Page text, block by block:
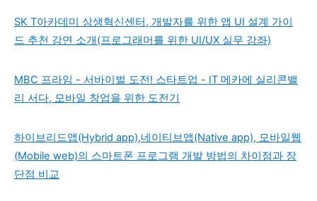
SK T아카데미 상생혁신센터, 개발자를 위한 앱 UI 설계 가이
드 추천 강연 소개(프로그래머를 위한 UI/UX 실무 강좌)
MBC 프라임 - 서바이벌 도전! 스타트업 - IT 메카에 실리콘밸
리 서다, 모바일 창업을 위한 도전기
하이브리드앱(Hybrid app),네이티브앱(Native app), 모바일웹
(Mobile web)의 스마트폰 프로그램 개발 방법의 차이점과 장
단점 비교